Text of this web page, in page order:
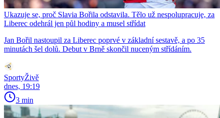
Ukazuje se, proč Slavia Bořila odstavila. Tělo už nespolupracuje, za
Liberec odehrál jen půl hodiny a musel střídat
Jan Bořil nastoupil za Liberec poprvé v základní sestavě, a po 35
minutách šel dolů. Debut v Brně skončil nuceným střídáním.
SportyŽivě
dnes, 19:19
3 min